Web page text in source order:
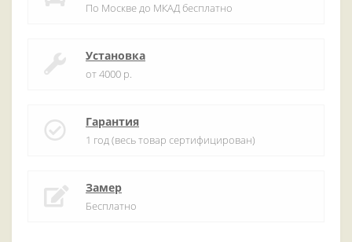
По Москве до МКАД бесплатно
Установка
от 4000 р.
Гарантия
1 год (весь товар сертифицирован)
Замер
Бесплатно